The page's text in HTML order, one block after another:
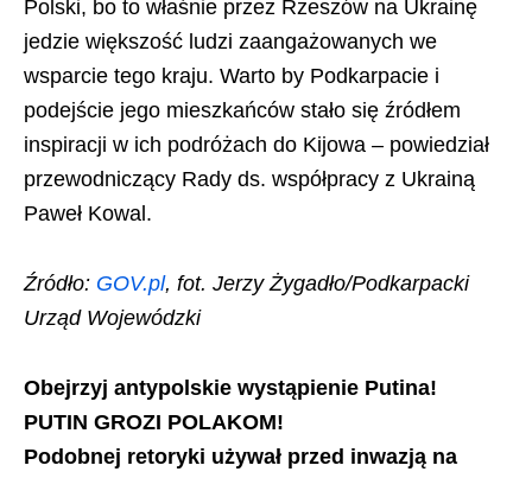
Polski, bo to właśnie przez Rzeszów na Ukrainę
jedzie większość ludzi zaangażowanych we
wsparcie tego kraju. Warto by Podkarpacie i
podejście jego mieszkańców stało się źródłem
inspiracji w ich podróżach do Kijowa – powiedział
przewodniczący Rady ds. współpracy z Ukrainą
Paweł Kowal.
Źródło: GOV.pl, fot. Jerzy Żygadło/Podkarpacki
Urząd Wojewódzki
Obejrzyj antypolskie wystąpienie Putina!
PUTIN GROZI POLAKOM!
Podobnej retoryki używał przed inwazją na